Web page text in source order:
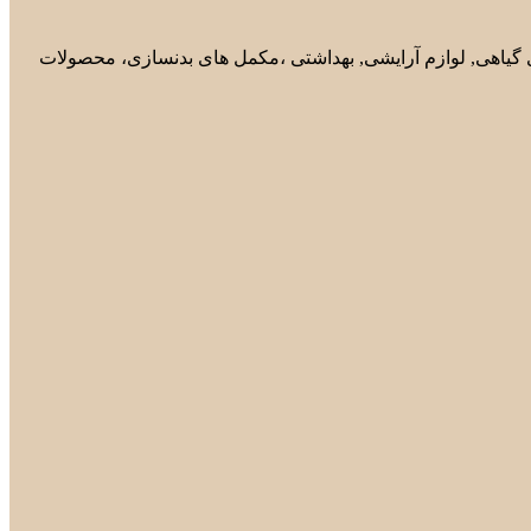
گیاهی, لوازم آرایشی, بهداشتی ،مکمل های بدنسازی، محصولات